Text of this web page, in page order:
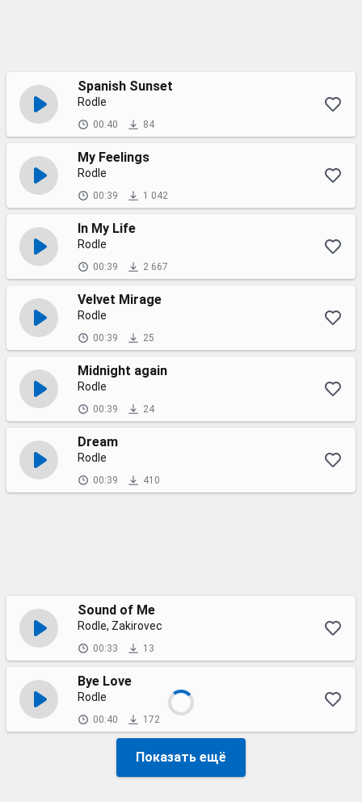
Spanish Sunset
Rodle
00:40 84
My Feelings
Rodle
00:39 1 042
In My Life
Rodle
00:39 2 667
Velvet Mirage
Rodle
00:39 25
Midnight again
Rodle
00:39 24
Dream
Rodle
00:39 410
Sound of Me
Rodle, Zakirovec
00:33 13
Bye Love
Rodle
00:40 172
Показать ещё